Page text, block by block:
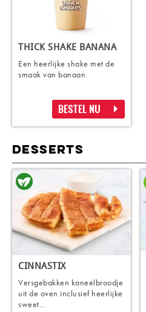
THICK SHAKE BANANA
Een heerlijke shake met de
smaak van banaan.
BESTEL NU
DESSERTS
CINNASTIX
Versgebakken kaneelbroodje
uit de oven inclusief heerlijke
sweet...